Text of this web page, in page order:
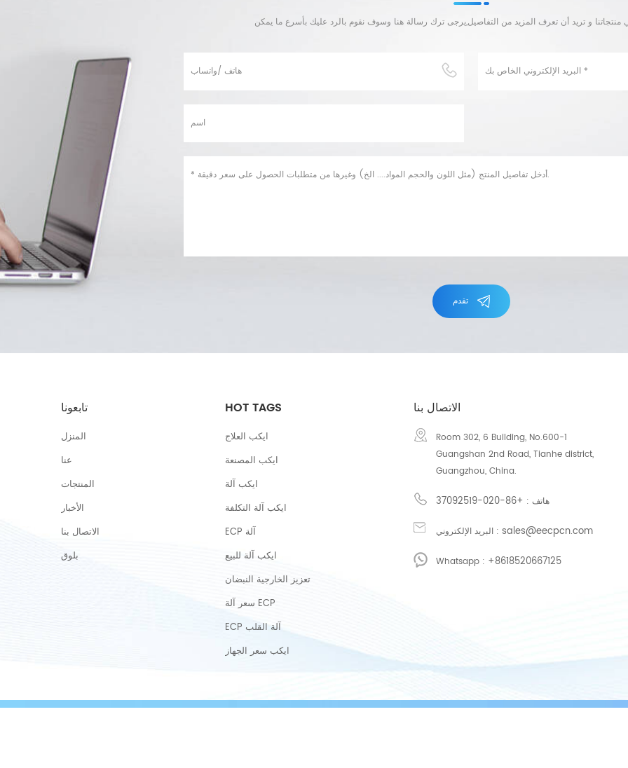
تقدم
تابعونا
المنزل
عنا
المنتجات
الأخبار
الاتصال بنا
بلوق
HOT TAGS
ايكب العلاج
ايكب المصنعة
ايكب آلة
ايكب آلة التكلفة
ECP آلة
ايكب آلة للبيع
تعزيز الخارجية النبضان
سعر آلة ECP
ECP آلة القلب
ايكب سعر الجهاز
الاتصال بنا
Room 302, 6 Building, No.600-1
Guangshan 2nd Road, Tianhe district,
Guangzhou, China.
هاتف : +86-020-37092519
البريد الإلكتروني :sales@eecpcn.com
Whatsapp : +8618520667125